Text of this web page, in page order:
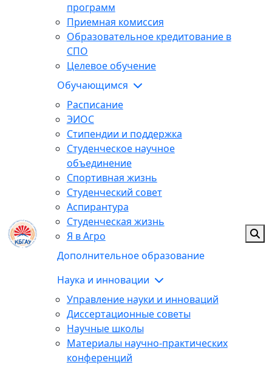
программ
Приемная комиссия
Образовательное кредитование в
СПО
Целевое обучение
Обучающимся
Расписание
ЭИОС
Стипендии и поддержка
Студенческое научное
объединение
Спортивная жизнь
Студенческий совет
Аспирантура
Студенческая жизнь
Я в Агро
Дополнительное образование
Наука и инновации
Управление науки и инноваций
Диссертационные советы
Научные школы
Материалы научно-практических
конференций